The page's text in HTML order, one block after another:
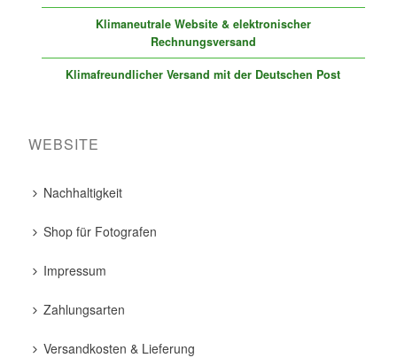
Klimaneutrale Website & elektronischer
Rechnungsversand
Klimafreundlicher Versand mit der Deutschen Post
WEBSITE
Nachhaltigkeit
Shop für Fotografen
Impressum
Zahlungsarten
Versandkosten & Lieferung